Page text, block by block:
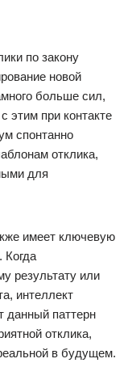
по закону
новой
больше сил,
этим при контакте
спонтанно
отклика,
для
имеет ключевую
Когда
результату или
интеллект
данный паттерн
отклика,
в будущем.